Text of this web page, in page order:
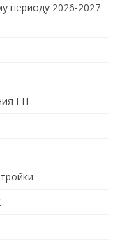
периоду 2026-2027
ГП